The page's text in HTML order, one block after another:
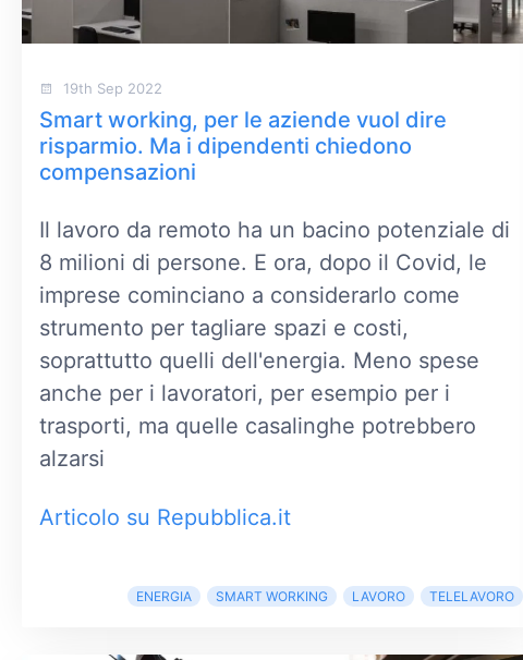
19th Sep 2022
Smart working, per le aziende vuol dire
risparmio. Ma i dipendenti chiedono
compensazioni
Il lavoro da remoto ha un bacino potenziale di
8 milioni di persone. E ora, dopo il Covid, le
imprese cominciano a considerarlo come
strumento per tagliare spazi e costi,
soprattutto quelli dell'energia. Meno spese
anche per i lavoratori, per esempio per i
trasporti, ma quelle casalinghe potrebbero
alzarsi
Articolo su Repubblica.it
ENERGIA SMART WORKING LAVORO TELELAVORO